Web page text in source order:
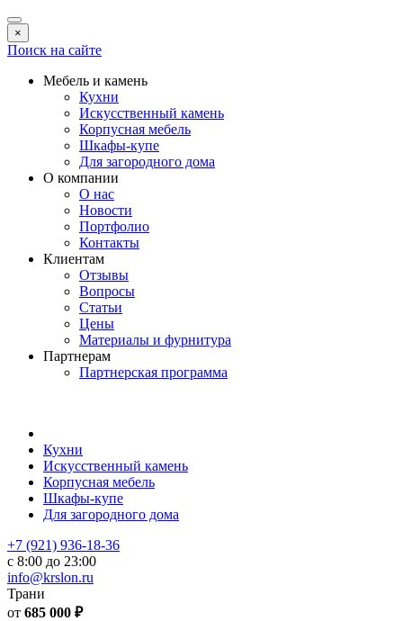
×
Поиск на сайте
Мебель и камень
Кухни
Искусственный камень
Корпусная мебель
Шкафы-купе
Для загородного дома
О компании
О нас
Новости
Портфолио
Контакты
Клиентам
Отзывы
Вопросы
Статьи
Цены
Материалы и фурнитура
Партнерам
Партнерская программа
Кухни
Искусственный камень
Корпусная мебель
Шкафы-купе
Для загородного дома
+7 (921) 936-18-36
с 8:00 до 23:00
info@krslon.ru
Трани
от 685 000 ₽